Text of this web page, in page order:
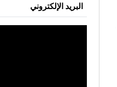
البريد الإلكتروني